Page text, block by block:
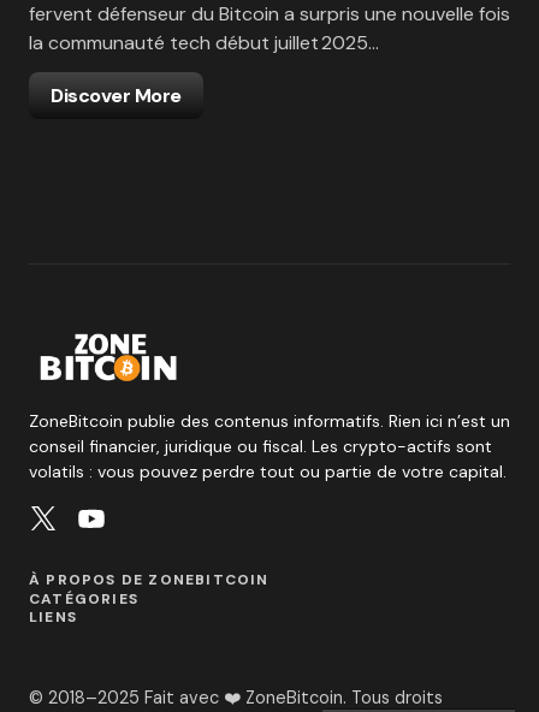
fervent défenseur du Bitcoin a surpris une nouvelle fois
la communauté tech début juillet 2025…
Discover More
ZoneBitcoin publie des contenus informatifs. Rien ici n’est un
conseil financier, juridique ou fiscal. Les crypto-actifs sont
volatils : vous pouvez perdre tout ou partie de votre capital.
À PROPOS DE ZONEBITCOIN
CATÉGORIES
LIENS
© 2018–2025 Fait avec ❤️ ZoneBitcoin. Tous droits